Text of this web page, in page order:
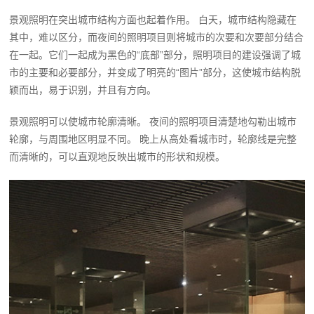
景观照明在突出城市结构方面也起着作用。 白天，城市结构隐藏在
其中，难以区分，而夜间的照明项目则将城市的次要和次要部分结合
在一起。它们一起成为黑色的“底部”部分，照明项目的建设强调了城
市的主要和必要部分，并变成了明亮的“图片”部分，这使城市结构脱
颖而出，易于识别，并且有方向。
景观照明可以使城市轮廓清晰。 夜间的照明项目清楚地勾勒出城市
轮廓，与周围地区明显不同。 晚上从高处看城市时，轮廓线是完整
而清晰的，可以直观地反映出城市的形状和规模。